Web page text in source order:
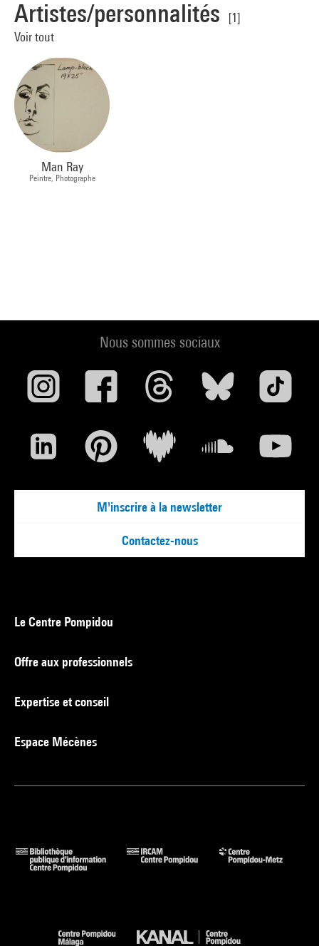
Artistes/personnalités
[1]
Voir tout
Man Ray
Peintre, Photographe
Nous sommes sociaux
M'inscrire à la newsletter
Contactez-nous
Le Centre Pompidou
Offre aux professionnels
Expertise et conseil
Espace Mécènes